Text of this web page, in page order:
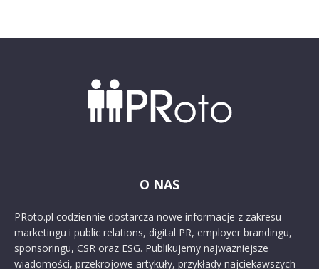
O NAS
PRoto.pl codziennie dostarcza nowe informacje z zakresu
marketingu i public relations, digital PR, employer brandingu,
sponsoringu, CSR oraz ESG. Publikujemy najważniejsze
wiadomości, przekrojowe artykuły, przykłady najciekawszych